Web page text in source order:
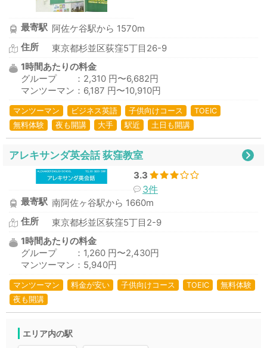
最寄駅 阿佐ケ谷駅から 1570m
住所
東京都杉並区荻窪5丁目26-9
1時間あたりの料金
グループ ：2,310 円〜6,682円
マンツーマン：6,187 円〜10,910円
マンツーマン ビジネス英語 子供向けコース
TOEIC
無料体験
夜も開講 大手 駅近 土日も開講
アレキサンダ英会話 荻窪教室
3.3
3件
最寄駅 南阿佐ヶ谷駅から 1660m
住所
東京都杉並区荻窪5丁目2-9
1時間あたりの料金
グループ ：1,260 円〜2,430円
マンツーマン：5,940円
マンツーマン 料金が安い 子供向けコース TOEIC
無料体験
夜も開講
エリア内の駅